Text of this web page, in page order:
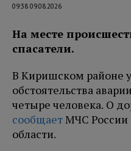
09:38 09.08.2026
На месте
спасатели.
В Киришском районе
обстоятельства
четыре человека. О
сообщаетМЧС России
области.